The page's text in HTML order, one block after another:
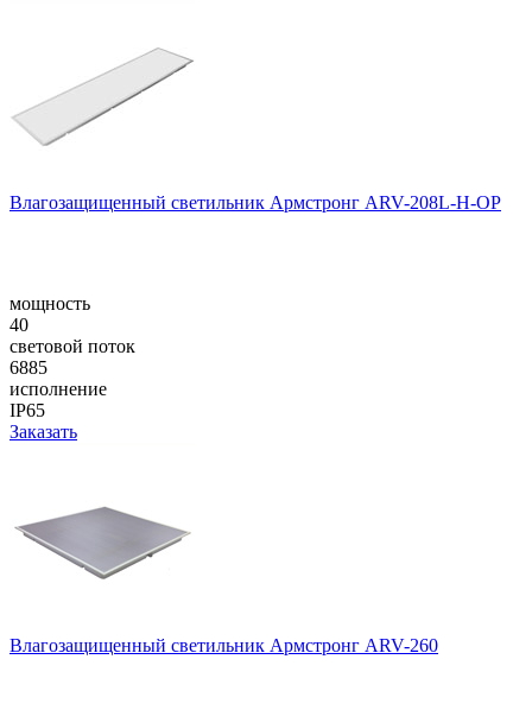
Влагозащищенный светильник Армстронг ARV-208L-H-OP
мощность
40
световой поток
6885
исполнение
IP65
Заказать
Влагозащищенный светильник Армстронг ARV-260